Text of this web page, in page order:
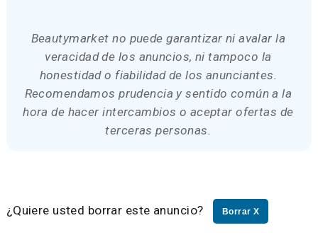
Beautymarket no puede garantizar ni avalar la
veracidad de los anuncios, ni tampoco la
honestidad o fiabilidad de los anunciantes.
Recomendamos prudencia y sentido común a la
hora de hacer intercambios o aceptar ofertas de
terceras personas.
¿Quiere usted borrar este anuncio? Borrar X